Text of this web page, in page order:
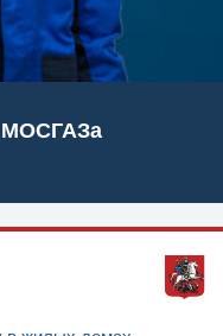
МОСГАЗа